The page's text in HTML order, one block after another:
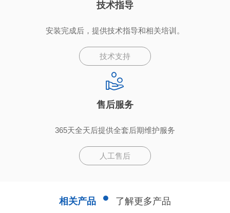
技术指导
安装完成后，提供技术指导和相关培训。
技术支持
售后服务
365天全天后提供全套后期维护服务
人工售后
相关产品 了解更多产品